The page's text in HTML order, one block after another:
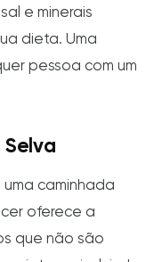
e minerais
dieta. Uma
pessoa com um
Selva
caminhada
oferece a
que não são